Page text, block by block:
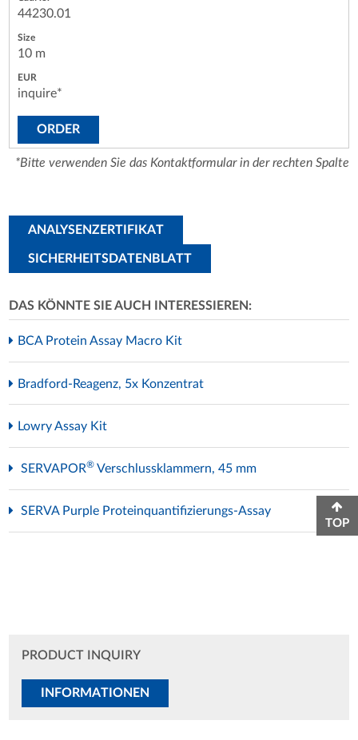
44230.01
10 m
inquire*
ORDER
*Bitte verwenden Sie das Kontaktformular in der rechten Spalte
ANALYSENZERTIFIKAT
SICHERHEITSDATENBLATT
DAS KÖNNTE SIE AUCH INTERESSIEREN:
BCA Protein Assay Macro Kit
Bradford-Reagenz, 5x Konzentrat
Lowry Assay Kit
SERVAPOR® Verschlussklammern, 45 mm
SERVA Purple Proteinquantifizierungs-Assay
PRODUCT INQUIRY
INFORMATIONEN
TOP